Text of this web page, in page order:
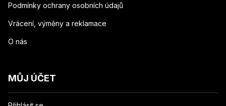
Podmínky ochrany osobních údajů
Vrácení, výměny a reklamace
O nás
MŮJ ÚČET